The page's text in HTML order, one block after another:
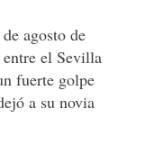
agosto de
el Sevilla
fuerte golpe
a su novia